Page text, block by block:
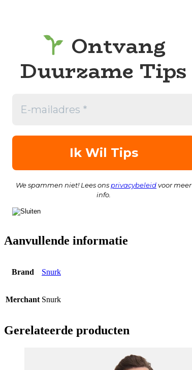
Ontvang
Duurzame Tips
We spammen niet! Lees ons privacybeleidvoor meer
info.
Aanvullende informatie
Brand Snurk
Merchant Snurk
Gerelateerde producten